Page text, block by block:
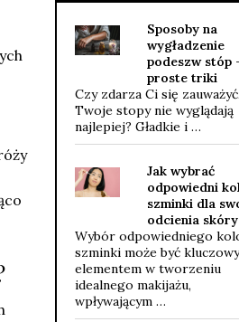
Sposoby na
wygładzenie
podeszw stóp
proste triki
Czy zdarza Ci się
Twoje stopy nie wyglądają
najlepiej? Gładkie i …
Jak wybrać
odpowiedni
szminki dla
odcienia
Wybór odpowiedniego
szminki może być
elementem w tworzeniu
idealnego makijażu,
wpływającym …